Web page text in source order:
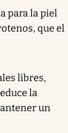
para la piel
que el
libres,
la
un